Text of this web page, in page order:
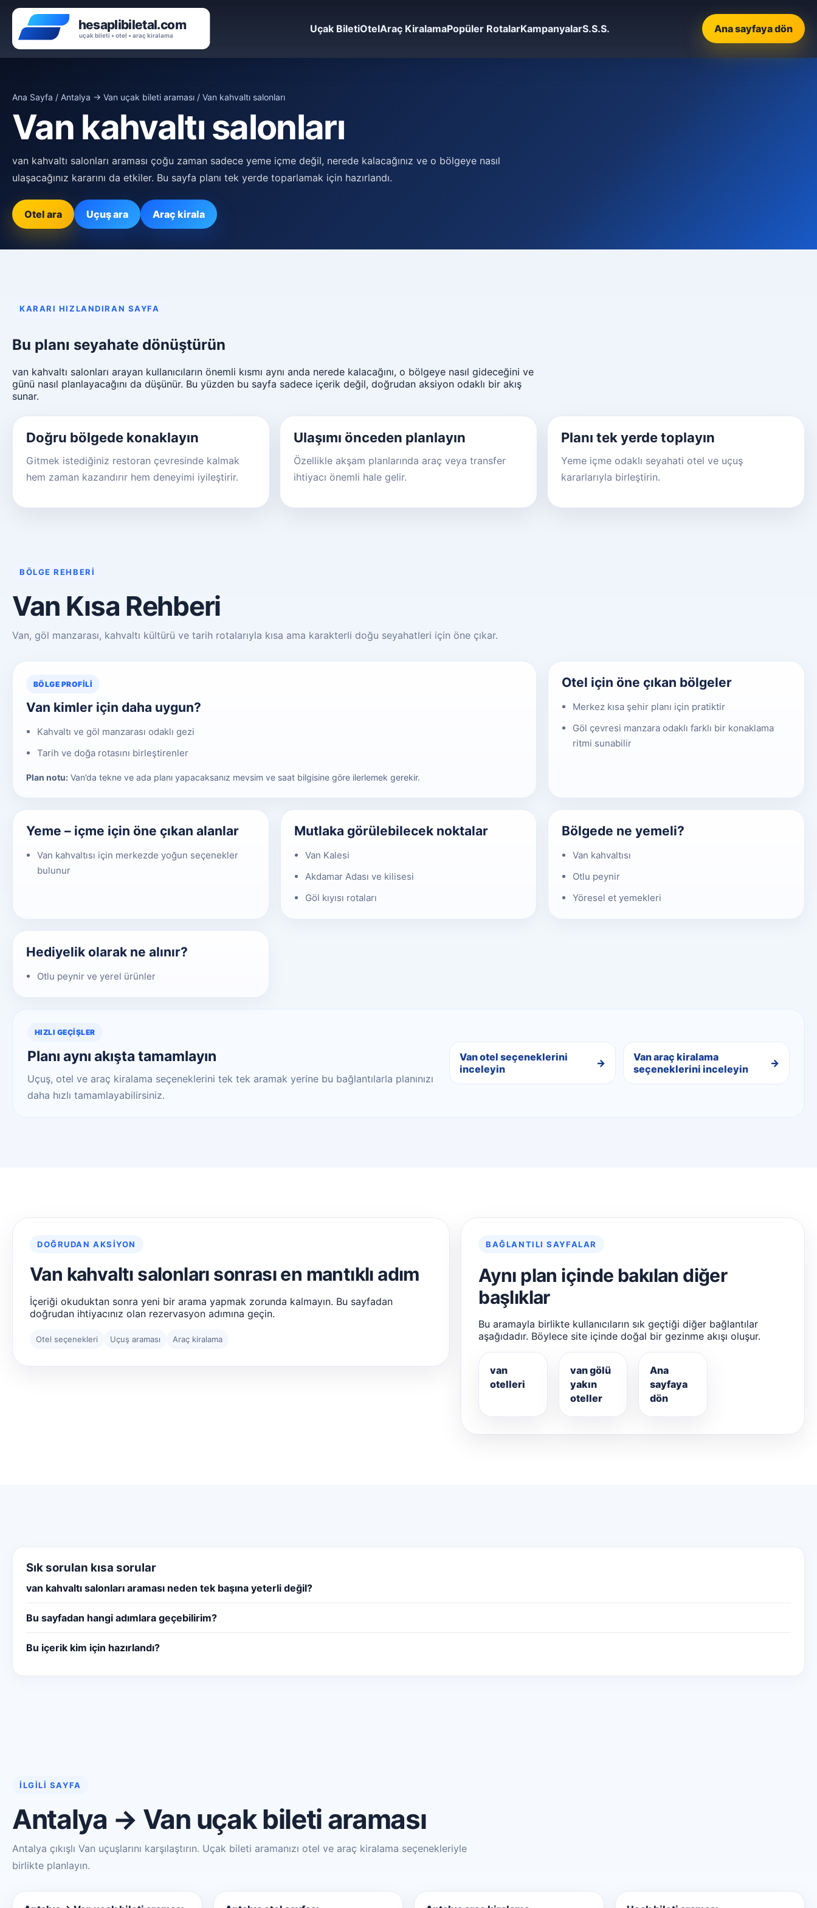
Uçak BiletiOtelAraç KiralamaPopüler RotalarKampanyalarS.S.S. Ana sayfaya dön
Ana Sayfa / Antalya → Van uçak bileti araması / Van kahvaltı salonları
Van kahvaltı salonları
van kahvaltı salonları araması çoğu zaman sadece yeme içme değil, nerede kalacağınız ve o bölgeye nasıl
ulaşacağınız kararını da etkiler. Bu sayfa planı tek yerde toparlamak için hazırlandı.
Otel ara Uçuş ara Araç kirala
KARARI HIZLANDIRAN SAYFA
Bu planı seyahate dönüştürün
van kahvaltı salonları arayan kullanıcıların önemli kısmı aynı anda nerede kalacağını, o bölgeye nasıl gideceğini ve
günü nasıl planlayacağını da düşünür. Bu yüzden bu sayfa sadece içerik değil, doğrudan aksiyon odaklı bir akış
sunar.
Doğru bölgede konaklayın
Gitmek istediğiniz restoran çevresinde kalmak
hem zaman kazandırır hem deneyimi iyileştirir.
Ulaşımı önceden planlayın
Özellikle akşam planlarında araç veya transfer
ihtiyacı önemli hale gelir.
Planı tek yerde toplayın
Yeme içme odaklı seyahati otel ve uçuş
kararlarıyla birleştirin.
BÖLGE REHBERI
Van Kısa Rehberi
Van, göl manzarası, kahvaltı kültürü ve tarih rotalarıyla kısa ama karakterli doğu seyahatleri için öne çıkar.
BÖLGE PROFILI
Van kimler için daha uygun?
Kahvaltı ve göl manzarası odaklı gezi
Tarih ve doğa rotasını birleştirenler
Plan notu: Van’da tekne ve ada planı yapacaksanız mevsim ve saat bilgisine göre ilerlemek gerekir.
Otel için öne çıkan bölgeler
Merkez kısa şehir planı için pratiktir
Göl çevresi manzara odaklı farklı bir konaklama
ritmi sunabilir
Yeme – içme için öne çıkan alanlar
Van kahvaltısı için merkezde yoğun seçenekler
bulunur
Mutlaka görülebilecek noktalar
Van Kalesi
Akdamar Adası ve kilisesi
Göl kıyısı rotaları
Bölgede ne yemeli?
Van kahvaltısı
Otlu peynir
Yöresel et yemekleri
Hediyelik olarak ne alınır?
Otlu peynir ve yerel ürünler
HIZLI GEÇIŞLER
Planı aynı akışta tamamlayın
Uçuş, otel ve araç kiralama seçeneklerini tek tek aramak yerine bu bağlantılarla planınızı
daha hızlı tamamlayabilirsiniz.
Van otel seçeneklerini
inceleyin
Van araç kiralama
seçeneklerini inceleyin
DOĞRUDAN AKSIYON
Van kahvaltı salonları sonrası en mantıklı adım
İçeriği okuduktan sonra yeni bir arama yapmak zorunda kalmayın. Bu sayfadan
doğrudan ihtiyacınız olan rezervasyon adımına geçin.
Otel seçenekleri Uçuş araması Araç kiralama
BAĞLANTILI SAYFALAR
Aynı plan içinde bakılan diğer
başlıklar
Bu aramayla birlikte kullanıcıların sık geçtiği diğer bağlantılar
aşağıdadır. Böylece site içinde doğal bir gezinme akışı oluşur.
van
otelleri
van gölü
yakın
oteller
Ana
sayfaya
dön
Sık sorulan kısa sorular
van kahvaltı salonları araması neden tek başına yeterli değil?
Bu sayfadan hangi adımlara geçebilirim?
Bu içerik kim için hazırlandı?
İLGILI SAYFA
Antalya → Van uçak bileti araması
Antalya çıkışlı Van uçuşlarını karşılaştırın. Uçak bileti aramanızı otel ve araç kiralama seçenekleriyle
birlikte planlayın.